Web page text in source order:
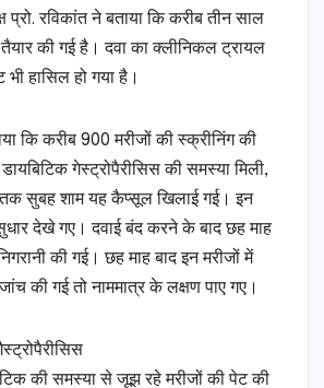
प्रो. रविकांत ने बताया कि करीब तीन साल
की गई है। दवा का क्लीनिकल ट्रायल
हासिल हो गया है।
कि करीब 900 मरीजों की स्क्रीनिंग की
गेस्ट्रोपैरीसिस की समस्या मिली,
सुबह शाम यह कैप्सूल खिलाई गई। इन
सुधार देखे गए। दवाई बंद करने के बाद छह माह
की गई। छह माह बाद इन मरीजों में
की गई तो नाममात्र के लक्षण पाए गए।
की समस्या से जूझ रहे मरीजों की पेट की